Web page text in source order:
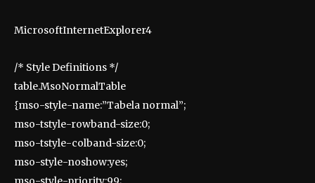
MicrosoftInternetExplorer4
/* Style Definitions */
table.MsoNormalTable
{mso-style-name:”Tabela normal”;
mso-tstyle-rowband-size:0;
mso-tstyle-colband-size:0;
mso-style-noshow:yes;